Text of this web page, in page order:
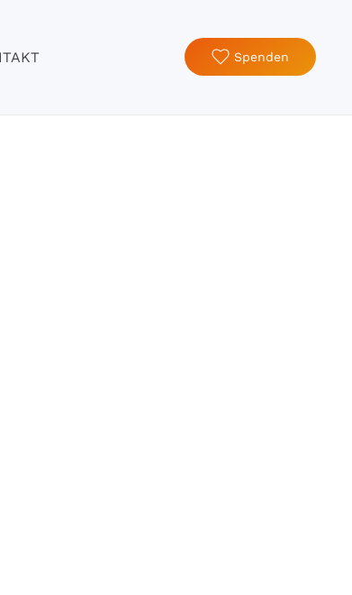
Spenden